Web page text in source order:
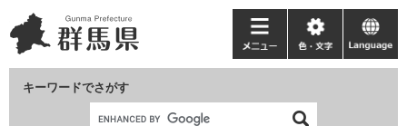
ー
ジ
ニ
ュ
キーワードでさがす
メ
ニ
ー
色・
文
language